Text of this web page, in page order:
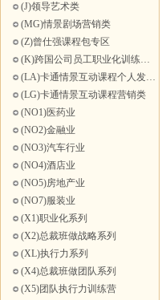
(J)领导艺术类
(MG)情景剧场营销类
(Z)曾仕强课程包专区
(K)跨国公司员工职业化训练高级互动课程
(LA)卡通情景互动课程个人发展类
(LG)卡通情景互动课程营销类
(NO1)医药业
(NO2)金融业
(NO3)汽车行业
(NO4)酒店业
(NO5)房地产业
(NO7)服装业
(X1)职业化系列
(X2)总裁班做战略系列
(XL)执行力系列
(X4)总裁班做团队系列
(X5)团队执行力训练营